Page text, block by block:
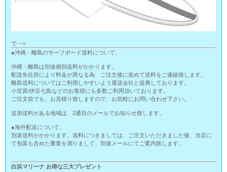
で -->
●沖縄・離島のサーフボード送料について。
沖縄・離島は別途個別送料がかかります。
配送先住所により料金が異なる為、ご注文後に改めて送料をご連絡致します。
離島送料についてはご利用しやすいよう運送会社と提携しております。
小笠原/伊豆七島などのお客様にも多数ご利用頂いております。
ご注文前でも、お見積り致しますので、お気軽にお問い合わせ下さい。
追加送料がある地域は、2通目のメールでお知らせ致します。
●海外配送について。
別途送料がかかります。送料につきましては、ご注文いただきました後、当店に
て包装も含めた重量を測りまして、別途メールにてご案内致します。
白浜マリーナ お得な三大プレゼント